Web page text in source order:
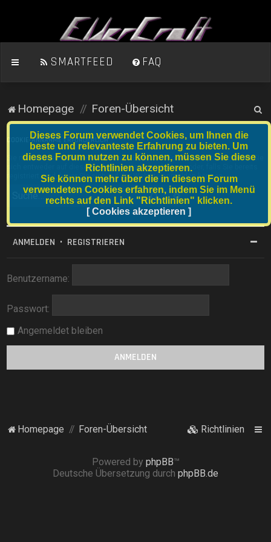
SMARTFEED FAQ
Homepage Foren-Übersicht
u
COOKIE-ANNAHME ERFORDERLICH
Sie müssen die Cookie-Richtlinie von ElderCraft Forum akzeptieren, bevor Sie
sich entweder auf dieser Website registrieren können oder, falls Sie bereits
registriert sind, bevor Sie sich auf der Website anmelden können.
SucheErweiterte Suche
ANMELDEN • REGISTRIEREN
Benutzername:
Passwort:
Angemeldet bleiben
Dieses Forum verwendet Cookies, um Ihnen die
beste und relevanteste Erfahrung zu bieten. Um
dieses Forum nutzen zu können, müssen Sie diese
Richtlinien akzeptieren.
Sie können mehr über die in diesem Forum
verwendeten Cookies erfahren, indem Sie im Menü
rechts auf den Link "Richtlinien" klicken.
[ Cookies akzeptieren ]
Homepage Foren-Übersicht Richtlinien
Powered by phpBB™
Deutsche Übersetzung durch phpBB.de